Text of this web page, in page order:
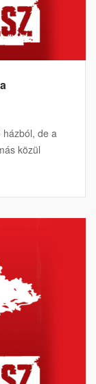
de a
közül